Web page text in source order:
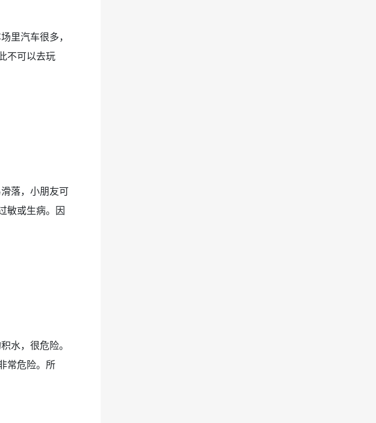
里汽车很多，
不可以去玩
落，小朋友可
敏或生病。因
水，很危险。
常危险。所